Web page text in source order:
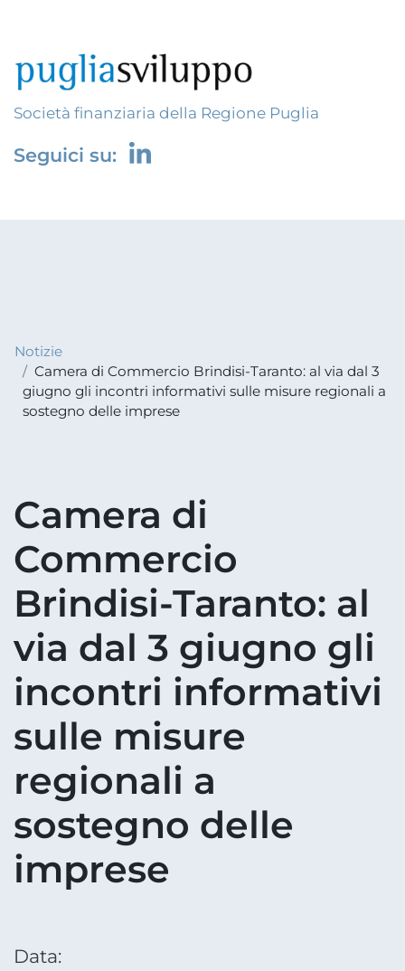
Società finanziaria della Regione Puglia
Seguici su:
Notizie
Camera di Commercio Brindisi-Taranto: al via dal 3
giugno gli incontri informativi sulle misure regionali a
sostegno delle imprese
Camera di
Commercio
Brindisi-Taranto: al
via dal 3 giugno gli
incontri informativi
sulle misure
regionali a
sostegno delle
imprese
Data: